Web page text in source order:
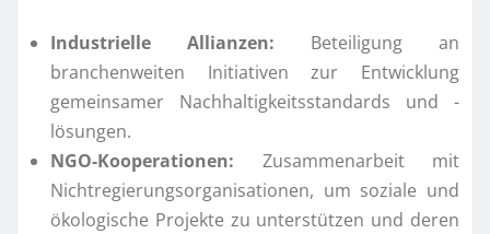
Industrielle Allianzen: Beteiligung an
branchenweiten Initiativen zur Entwicklung
gemeinsamer Nachhaltigkeitsstandards und -
lösungen.
NGO-Kooperationen: Zusammenarbeit mit
Nichtregierungsorganisationen, um soziale und
ökologische Projekte zu unterstützen und deren